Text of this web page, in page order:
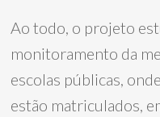
Ao todo, o projeto
monitoramento da
escolas públicas,
estão matriculados,